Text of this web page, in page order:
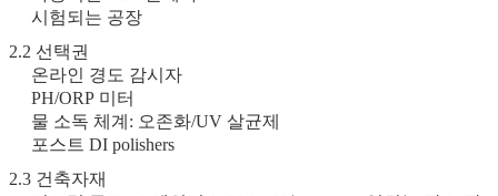
시험되는 공장
2.2 선택권
온라인 경도 감시자
PH/ORP 미터
물 소독 체계: 오존화/UV 살균제
포스트 DI polishers
2.3 건축자재